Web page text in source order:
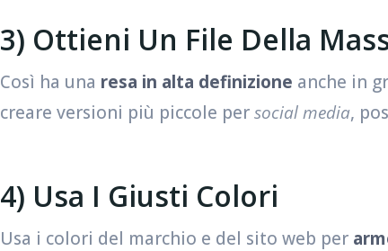
3) Ottieni Un File Della
Così ha una resa in alta definizione anche in
creare versioni più piccole persocial media,
4) Usa I Giusti Colori
Usa i colori del marchio e del sito web per